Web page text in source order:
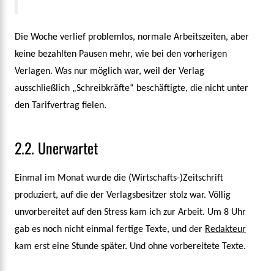
Die Woche verlief problemlos, normale Arbeitszeiten, aber
keine bezahlten Pausen mehr, wie bei den vorherigen
Verlagen. Was nur möglich war, weil der Verlag
ausschließlich „Schreibkräfte“ beschäftigte, die nicht unter
den Tarifvertrag fielen.
2.2. Unerwartet
Einmal im Monat wurde die (Wirtschafts-)Zeitschrift
produziert, auf die der Verlagsbesitzer stolz war. Völlig
unvorbereitet auf den Stress kam ich zur Arbeit. Um 8 Uhr
gab es noch nicht einmal fertige Texte, und der Redakteur
kam erst eine Stunde später. Und ohne vorbereitete Texte.